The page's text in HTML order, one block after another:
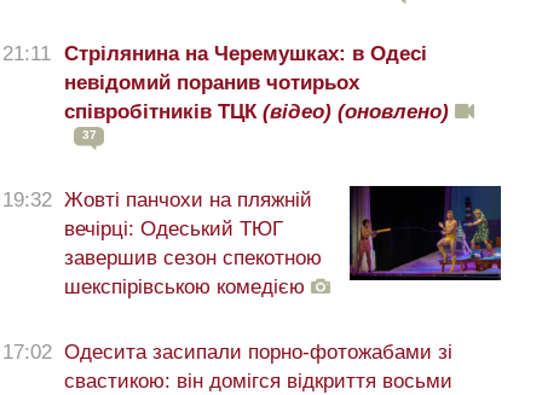
21:11 Стрілянина на Черемушках: в Одесі
невідомий поранив чотирьох
співробітників ТЦК (відео) (оновлено)
37
19:32 Жовті панчохи на пляжній
вечірці: Одеський ТЮГ
завершив сезон спекотною
шекспірівською комедією
17:02 Одесита засипали порно-фотожабами зі
свастикою: він домігся відкриття восьми